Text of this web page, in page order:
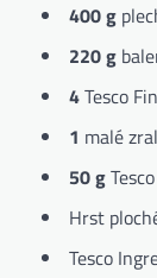
400 g
220 g
4Tesco
1 malé
50 g
Hrst
Tesco